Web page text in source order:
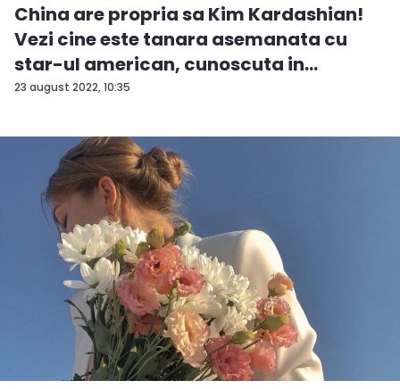
23 august 2022, 10:35
China are propria sa Kim Kardashian!
Vezi cine este tanara asemanata cu
star-ul american, cunoscuta in
intreag...